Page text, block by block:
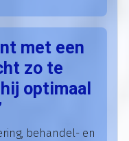
met een
zo te
optimaal
behandel- en